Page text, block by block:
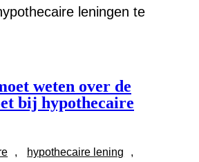
leningen te
weten over de
bij hypothecaire
, hypothecaire lening